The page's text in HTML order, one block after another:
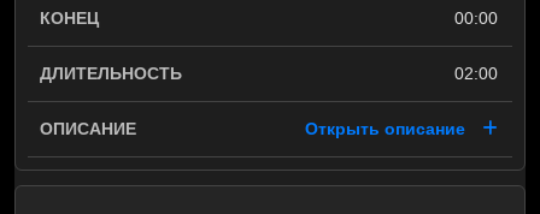
00:00
02:00
Открыть описание